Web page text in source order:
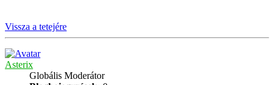
Vissza a tetejére
Asterix
Globális Moderátor